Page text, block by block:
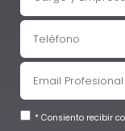
* Consiento recibir